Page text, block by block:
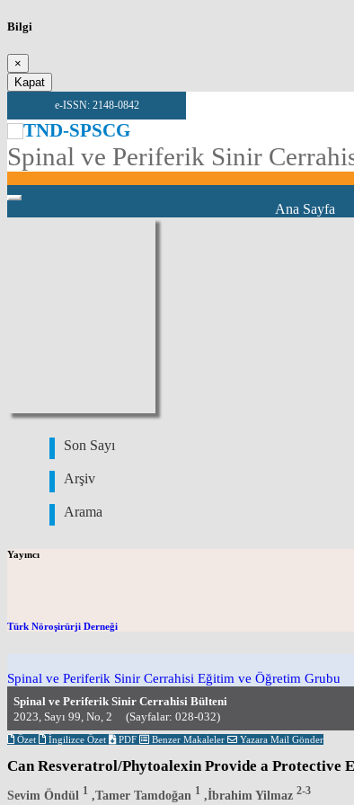
Bilgi
×
Kapat
e-ISSN: 2148-0842
TND-SPSCG
Spinal ve Periferik Sinir
Ana Sayfa
Son Sayı
Arşiv
Arama
Yayıncı
Türk Nöroşirürji Derneği
Spinal ve Periferik Sinir Cerrahisi Eğitim ve Öğretim Grubu
Spinal ve Periferik Sinir Cerrahisi Bülteni
2023, Sayı 99, No, 2 (Sayfalar: 028-032)
Özet İngilizce Özet PDF Benzer Makaleler Yazara Mail Gönder
Can Resveratrol/Phytoalexin Provide a Protective
Sevim Öndül 1 ,Tamer Tamdoğan 1 ,İbrahim Yilmaz 2-3